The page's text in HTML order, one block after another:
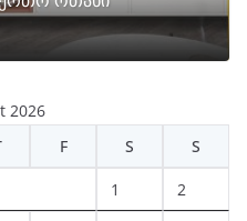
2026
F S S
1 2